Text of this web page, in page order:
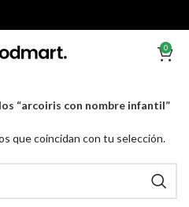
0
“arcoiris con nombre infantil”
que coincidan con tu selección.